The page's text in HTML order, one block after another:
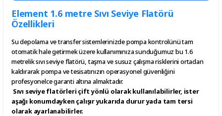
Element 1.6 metre Sıvı Seviye Flatörü
Özellikleri
Su depolama ve transfer sistemlerinizde pompa kontrolünü tam
otomatik hale getirmek üzere kullanımınıza sunduğumuz bu 1.6
metrelik sıvı seviye flatörü, taşma ve susuz çalışma risklerini ortadan
kaldırarak pompa ve tesisatınızın operasyonel güvenliğini
profesyonelce garanti altına almaktadır.
Sıvı seviye flatörleri çift yönlü olarak kullanılabilirler, ister
aşağı konumdayken çalışır yukarıda durur yada tam tersi
olarak ayarlanabilirler.